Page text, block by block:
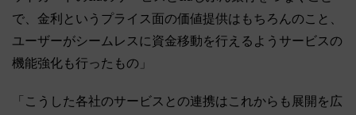
で、金利というプライス面の価値提供はもちろんのこと、
ユーザーがシームレスに資金移動を行えるようサービスの
機能強化も行ったもの」
「こうした各社のサービスとの連携はこれからも展開を広